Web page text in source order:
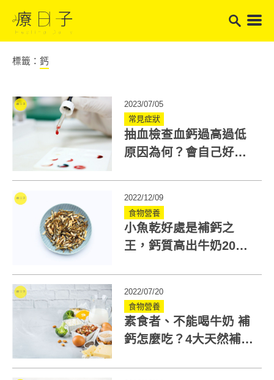
標籤： 鈣
2023/07/05
常見症狀
抽血檢查血鈣過高過低
原因為何？會自己好
2022/12/09
食物營養
小魚乾好處是補鈣之
王，鈣質高出牛奶20
2022/07/20
食物營養
素食者、不能喝牛奶 補
鈣怎麼吃？4大天然補鈣